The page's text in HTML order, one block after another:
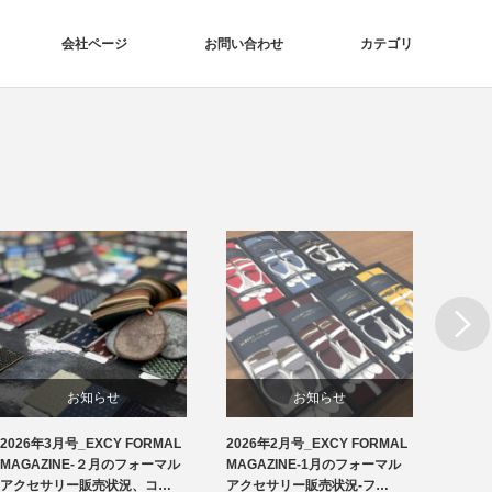
会社ページ お問い合わせ カテゴリ
お知らせ
洲鎌ブログ
2026年3月号_EXCY FORMAL
MAGAZINE-２月のフォーマル
アクセサリー販売状況、コ…
お知らせ
フォーマルアクセサリー
2026年2月号_EXCY FORMAL
MAGAZINE-1月のフォーマル
アクセサリー販売状況-フ…
Next